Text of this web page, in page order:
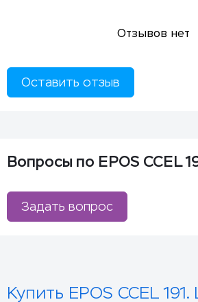
Отзывов нет
Оставить отзыв
Вопросы по EPOS CCEL
Задать вопрос
Купить EPOS CCEL